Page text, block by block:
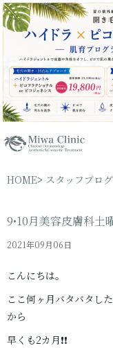
HOME スタッフブログ
9•10月美容皮膚科土
2021年09月06日
こんにちは。
ここ何ヶ月バタバタし
から
早くも2カ月❗️❗️